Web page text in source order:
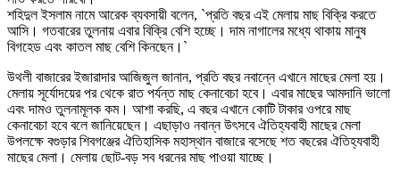
শহিদুল ইসলাম নামে আরেক ব্যবসায়ী বলেন, ‍‍`প্রতি বছর এই মেলায় মাছ বিক্রি করতে
আসি। গতবারের তুলনায় এবার বিক্রি বেশি হচ্ছে। দাম নাগালের মধ্যে থাকায় মানুষ
বিগহেড এবং কাতল মাছ বেশি কিনছেন।‍‍`
উথলী বাজারের ইজারাদার আজিজুল জানান, প্রতি বছর নবান্নে এখানে মাছের মেলা হয়।
মেলায় সূর্যোদয়ের পর থেকে রাত পর্যন্ত মাছ কেনাবেচা হবে। এবার মাছের আমদানি ভালো
এবং দামও তুলনামূলক কম। আশা করছি, এ বছর এখানে কোটি টাকার ওপরে মাছ
কেনাবেচা হবে বলে জানিয়েছেন। এছাড়াও নবান্ন উৎসবে ঐতিহ্যবাহী মাছের মেলা
উপলক্ষে বগুড়ার শিবগঞ্জের ঐতিহাসিক মহাস্থান বাজারে বসেছে শত বছরের ঐতিহ্যবাহী
মাছের মেলা। মেলায় ছোট-বড় সব ধরনের মাছ পাওয়া যাচ্ছে।